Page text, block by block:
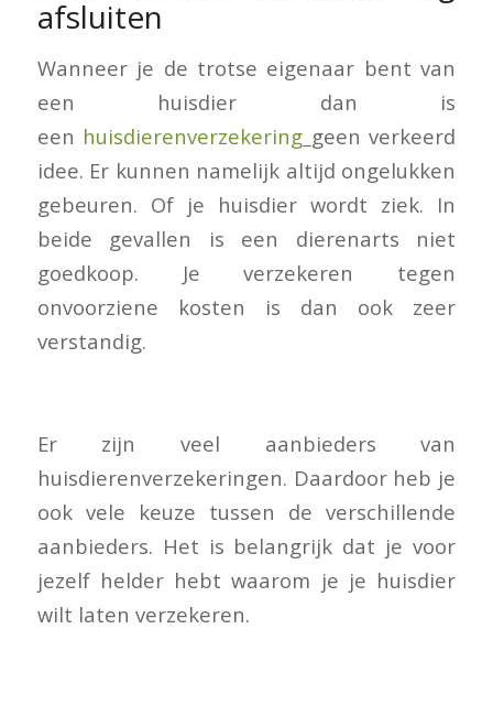
afsluiten
Wanneer je de trotse eigenaar bent van
een huisdier dan is
een huisdierenverzekering geen verkeerd
idee. Er kunnen namelijk altijd ongelukken
gebeuren. Of je huisdier wordt ziek. In
beide gevallen is een dierenarts niet
goedkoop. Je verzekeren tegen
onvoorziene kosten is dan ook zeer
verstandig.
Er zijn veel aanbieders van
huisdierenverzekeringen. Daardoor heb je
ook vele keuze tussen de verschillende
aanbieders. Het is belangrijk dat je voor
jezelf helder hebt waarom je je huisdier
wilt laten verzekeren.